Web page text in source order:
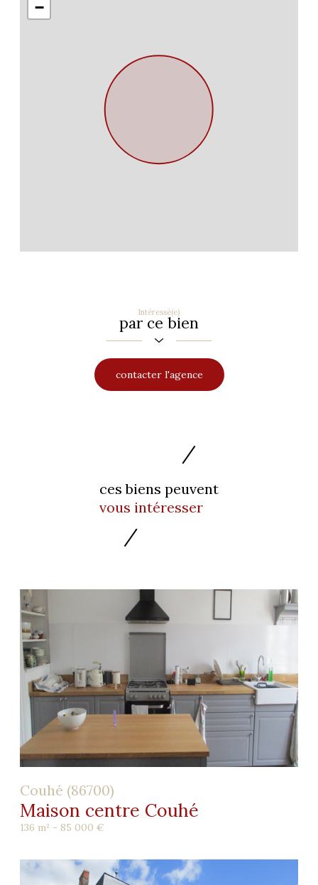
−
Intéressé(e)
par ce bien
contacter l'agence
ces biens peuvent
vous intéresser
Couhé (86700)
Maison centre Couhé
136 m² - 85 000 €